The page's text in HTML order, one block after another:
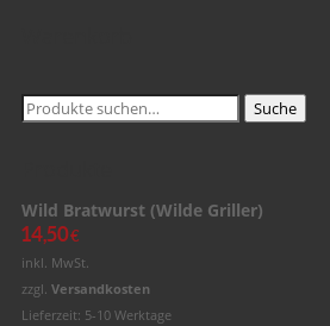
Suche
nach:
Suche
Wild Bratwurst (Wilde Griller)
14,50€
inkl. MwSt.
zzgl. Versandkosten
Lieferzeit: 5-10 Werktage